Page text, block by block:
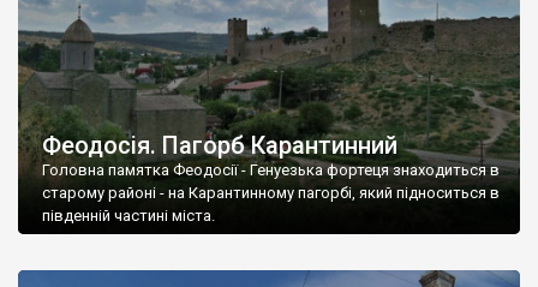
Феодосія. Пагорб Карантинний
Головна памятка Феодосії - Генуезька фортеця знаходиться в
старому районі - на Карантинному пагорбі, який підноситься в
південній частині міста.